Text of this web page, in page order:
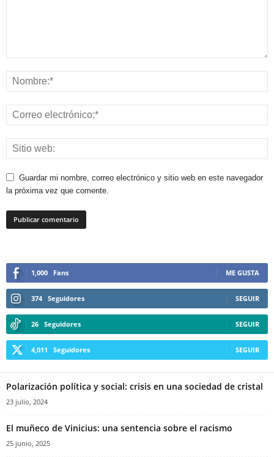
Guardar mi nombre, correo electrónico y sitio web en este navegador
la próxima vez que comente.
1,000 Fans ME GUSTA
374 Seguidores SEGUIR
26 Seguidores SEGUIR
4,011 Seguidores SEGUIR
Polarización política y social: crisis en una sociedad de cristal
23 julio, 2024
El muñeco de Vinicius: una sentencia sobre el racismo
25 junio, 2025